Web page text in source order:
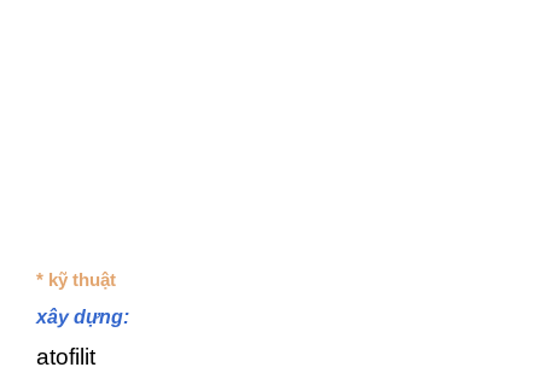
* kỹ thuật
xây dựng:
atofilit